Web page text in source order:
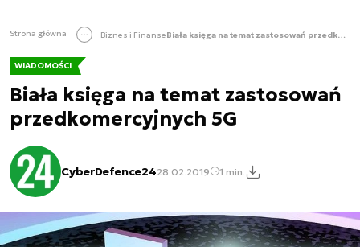
Strona główna Biznes i Finanse Biała księga na temat zastosowań przedkomercyjnych 5G
WIADOMOŚCI
Biała księga na temat zastosowań
przedkomercyjnych 5G
CyberDefence2428.02.2019 1 min.